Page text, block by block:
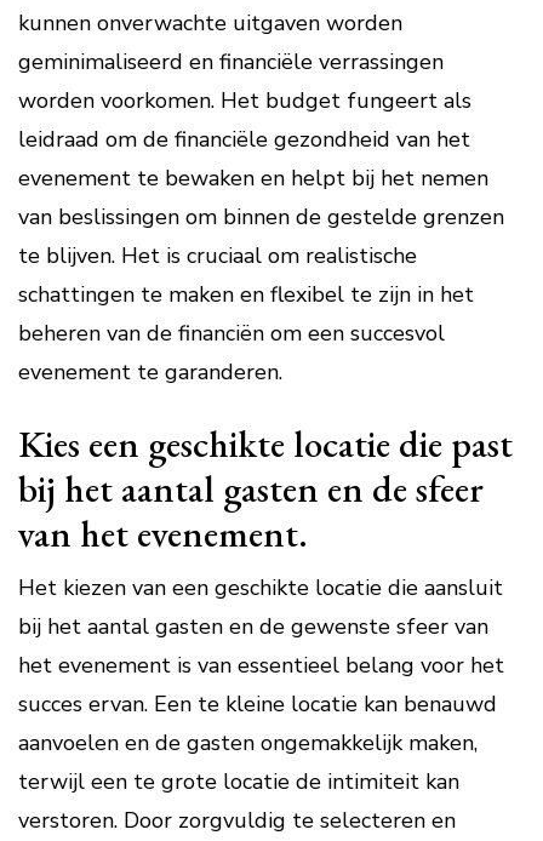
kunnen onverwachte uitgaven worden
geminimaliseerd en financiële verrassingen
worden voorkomen. Het budget fungeert als
leidraad om de financiële gezondheid van het
evenement te bewaken en helpt bij het nemen
van beslissingen om binnen de gestelde grenzen
te blijven. Het is cruciaal om realistische
schattingen te maken en flexibel te zijn in het
beheren van de financiën om een succesvol
evenement te garanderen.
Kies een geschikte locatie die past
bij het aantal gasten en de sfeer
van het evenement.
Het kiezen van een geschikte locatie die aansluit
bij het aantal gasten en de gewenste sfeer van
het evenement is van essentieel belang voor het
succes ervan. Een te kleine locatie kan benauwd
aanvoelen en de gasten ongemakkelijk maken,
terwijl een te grote locatie de intimiteit kan
verstoren. Door zorgvuldig te selecteren en